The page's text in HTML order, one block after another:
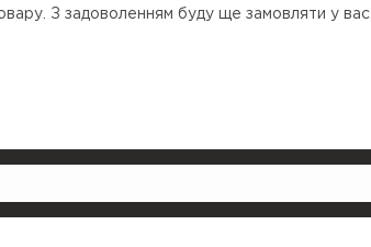
З задоволенням буду ще замовляти у вас.